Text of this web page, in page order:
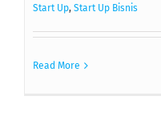
Start Up, Start Up Bisnis
Read More